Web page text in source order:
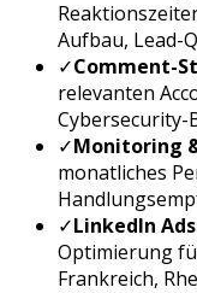
Aufbau, Lead-
✓Comment-
relevanten
Cybersecurity-
✓Monitoring
monatliches
✓LinkedIn Ads
Optimierung
Frankreich,